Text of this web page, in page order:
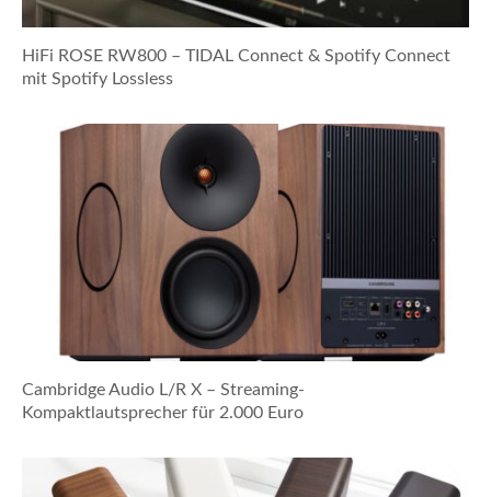
HiFi ROSE RW800 – TIDAL Connect & Spotify Connect
mit Spotify Lossless
Cambridge Audio L/R X – Streaming-
Kompaktlautsprecher für 2.000 Euro